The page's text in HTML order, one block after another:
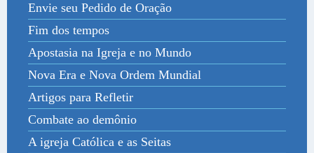
Envie seu Pedido de Oração
Fim dos tempos
Apostasia na Igreja e no Mundo
Nova Era e Nova Ordem Mundial
Artigos para Refletir
Combate ao demônio
A igreja Católica e as Seitas